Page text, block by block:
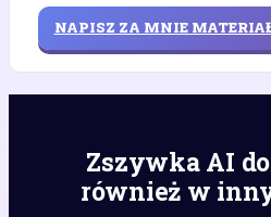
NAPISZ ZA MNIE
Zszywka AI
również w